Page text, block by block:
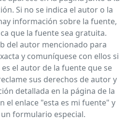
Si no se indica el autor o la
información sobre la fuente,
que la fuente sea gratuita.
del autor mencionado para
y comuníquese con ellos si
el autor de la fuente que se
sus derechos de autor y
detallada en la página de la
el enlace "esta es mi fuente" y
formulario especial.